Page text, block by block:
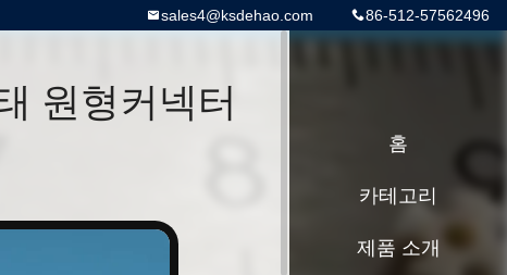
86-512-57562496
sales4@ksdehao.com
원형커넥터
홈
카테고리
제품 소개